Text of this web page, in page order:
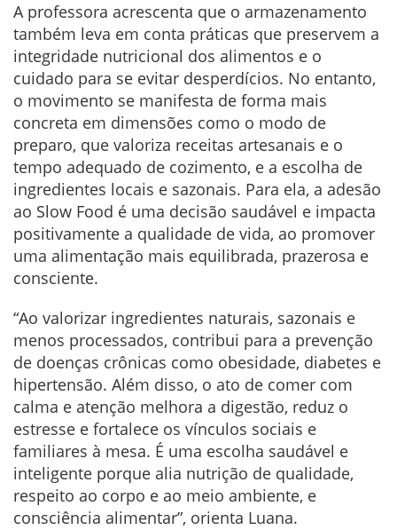
A professora acrescenta que o armazenamento
também leva em conta práticas que preservem a
integridade nutricional dos alimentos e o
cuidado para se evitar desperdícios. No entanto,
o movimento se manifesta de forma mais
concreta em dimensões como o modo de
preparo, que valoriza receitas artesanais e o
tempo adequado de cozimento, e a escolha de
ingredientes locais e sazonais. Para ela, a adesão
ao Slow Food é uma decisão saudável e impacta
positivamente a qualidade de vida, ao promover
uma alimentação mais equilibrada, prazerosa e
consciente.
“Ao valorizar ingredientes naturais, sazonais e
menos processados, contribui para a prevenção
de doenças crônicas como obesidade, diabetes e
hipertensão. Além disso, o ato de comer com
calma e atenção melhora a digestão, reduz o
estresse e fortalece os vínculos sociais e
familiares à mesa. É uma escolha saudável e
inteligente porque alia nutrição de qualidade,
respeito ao corpo e ao meio ambiente, e
consciência alimentar”, orienta Luana.